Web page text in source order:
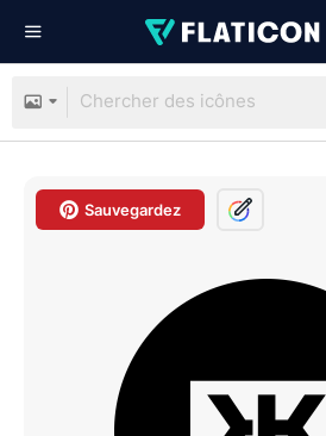
Sauvegardez